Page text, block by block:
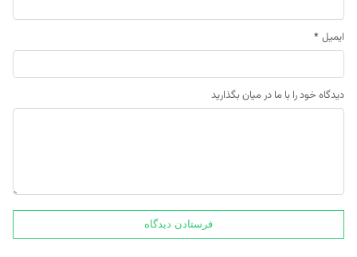
ایمیل *
دیدگاه خود را با ما در میان بگذارید